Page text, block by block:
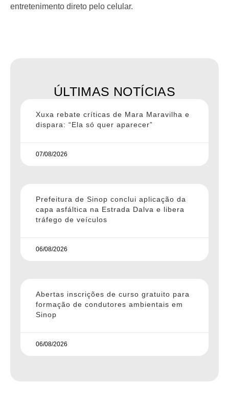
entretenimento direto pelo celular.
ÚLTIMAS NOTÍCIAS
Xuxa rebate críticas de Mara Maravilha e
dispara: “Ela só quer aparecer”
07/08/2026
Prefeitura de Sinop conclui aplicação da
capa asfáltica na Estrada Dalva e libera
tráfego de veículos
06/08/2026
Abertas inscrições de curso gratuito para
formação de condutores ambientais em
Sinop
06/08/2026